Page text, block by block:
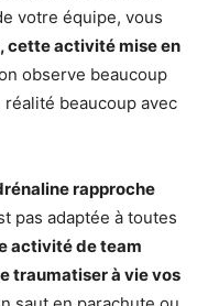
votre équipe, vous
cette activité mise en
observe beaucoup
beaucoup avec
rapproche
pas adaptée à toutes
activité de team
traumatiser à vie vos